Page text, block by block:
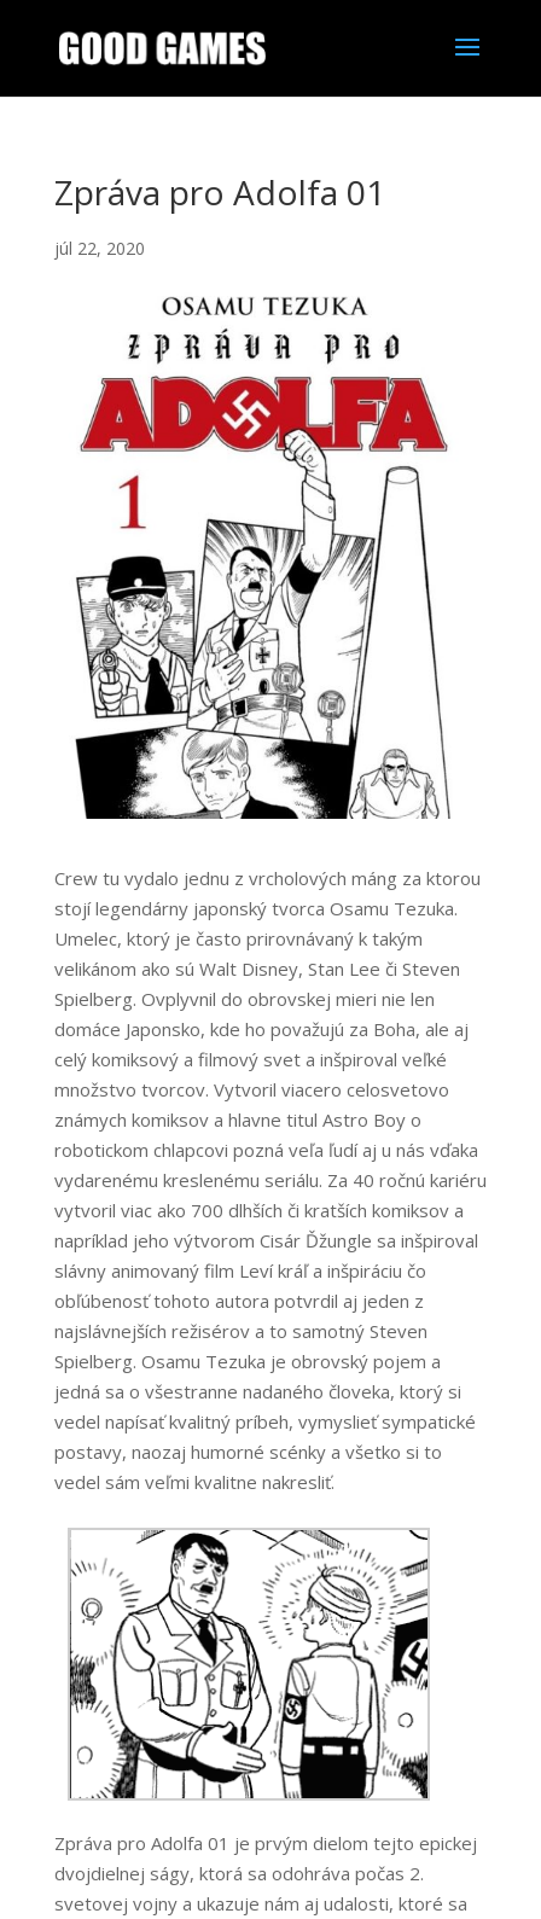
Zpráva pro Adolfa 01
júl 22, 2020
Crew tu vydalo jednu z vrcholových máng za ktorou
stojí legendárny japonský tvorca Osamu Tezuka.
Umelec, ktorý je často prirovnávaný k takým
velikánom ako sú Walt Disney, Stan Lee či Steven
Spielberg. Ovplyvnil do obrovskej mieri nie len
domáce Japonsko, kde ho považujú za Boha, ale aj
celý komiksový a filmový svet a inšpiroval veľké
množstvo tvorcov. Vytvoril viacero celosvetovo
známych komiksov a hlavne titul Astro Boy o
robotickom chlapcovi pozná veľa ľudí aj u nás vďaka
vydarenému kreslenému seriálu. Za 40 ročnú kariéru
vytvoril viac ako 700 dlhších či kratších komiksov a
napríklad jeho výtvorom Cisár Ďžungle sa inšpiroval
slávny animovaný film Leví kráľ a inšpiráciu čo
obľúbenosť tohoto autora potvrdil aj jeden z
najslávnejších režisérov a to samotný Steven
Spielberg. Osamu Tezuka je obrovský pojem a
jedná sa o všestranne nadaného človeka, ktorý si
vedel napísať kvalitný príbeh, vymyslieť sympatické
postavy, naozaj humorné scénky a všetko si to
vedel sám veľmi kvalitne nakresliť.
Zpráva pro Adolfa 01 je prvým dielom tejto epickej
dvojdielnej ságy, ktorá sa odohráva počas 2.
svetovej vojny a ukazuje nám aj udalosti, ktoré sa